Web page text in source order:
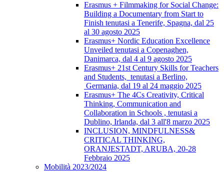
Erasmus + Filmmaking for Social Change:
Building a Documentary from Start to
Finish tenutasi a Tenerife, Spagna, dal 25
al 30 agosto 2025
Erasmus+ Nordic Education Excellence
Unveiled tenutasi a Copenaghen,
Danimarca, dal 4 al 9 agosto 2025
Erasmus+ 21st Century Skills for Teachers
and Students, tenutasi a Berlino,
Germania, dal 19 al 24 maggio 2025
Erasmus+ The 4Cs Creativity, Critical
Thinking, Communication and
Collaboration in Schools , tenutasi a
Dublino, Irlanda, dal 3 all'8 marzo 2025
INCLUSION, MINDFULNESS&
CRITICAL THINKING,
ORANJESTADT, ARUBA, 20-28
Febbraio 2025
Mobilità 2023/2024